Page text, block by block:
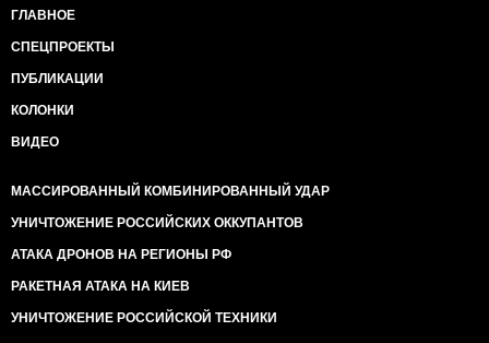
ГЛАВНОЕ
СПЕЦПРОЕКТЫ
ПУБЛИКАЦИИ
КОЛОНКИ
ВИДЕО
МАССИРОВАННЫЙ КОМБИНИРОВАННЫЙ УДАР
УНИЧТОЖЕНИЕ РОССИЙСКИХ ОККУПАНТОВ
АТАКА ДРОНОВ НА РЕГИОНЫ РФ
РАКЕТНАЯ АТАКА НА КИЕВ
УНИЧТОЖЕНИЕ РОССИЙСКОЙ ТЕХНИКИ